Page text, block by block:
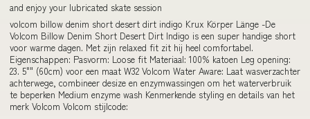
and enjoy your lubricated skate session
volcom billow denim short desert dirt indigo Krux Körper Länge -De
Volcom Billow Denim Short Desert Dirt Indigo is een super handige short
voor warme dagen. Met zijn relaxed fit zit hij heel comfortabel.
Eigenschappen: Pasvorm: Loose fit Materiaal: 100% katoen Leg opening:
23. 5"" (60cm) voor een maat W32 Volcom Water Aware: Laat wasverzachter
achterwege, combineer desize en enzymwassingen om het waterverbruik
te beperken Medium enzyme wash Kenmerkende styling en details van het
merk Volcom Volcom stijlcode: